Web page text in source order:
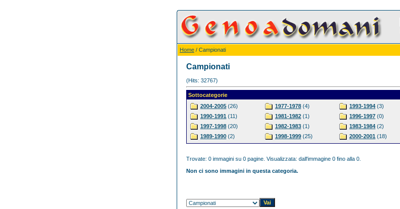
Home / Campionati
Campionati
(Hits: 32767)
Sottocategorie
2004-2005 (26)
1990-1991 (11)
1997-1998 (20)
1989-1990 (2)
1977-1978 (4)
1981-1982 (1)
1982-1983 (1)
1998-1999 (25)
1993-1994 (3)
1996-1997 (0)
1983-1984 (2)
2000-2001 (18)
Trovate: 0 immagini su 0 pagine. Visualizzata: dall'immagine 0 fino alla 0.
Non ci sono immagini in questa categoria.